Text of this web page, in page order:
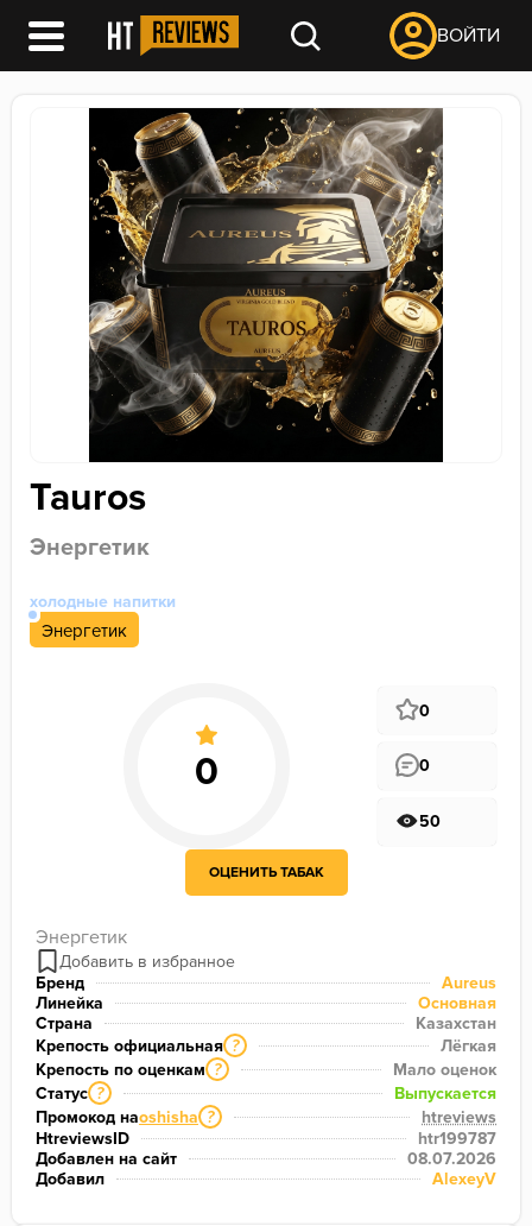
ВОЙТИ
Tauros
Энергетик
холодные напитки
Энергетик
Энергетик
Бренд
Aureus
Линейка
Основная
Страна
Казахстан
Крепость официальная ?
Лёгкая
Крепость по оценкам ?
Мало оценок
Статус ?
Выпускается
Промокод наoshisha ?
htreviews
HtreviewsID
htr199787
Добавлен на сайт
08.07.2026
Добавил
AlexeyV
0
0
50
ОЦЕНИТЬ ТАБАК